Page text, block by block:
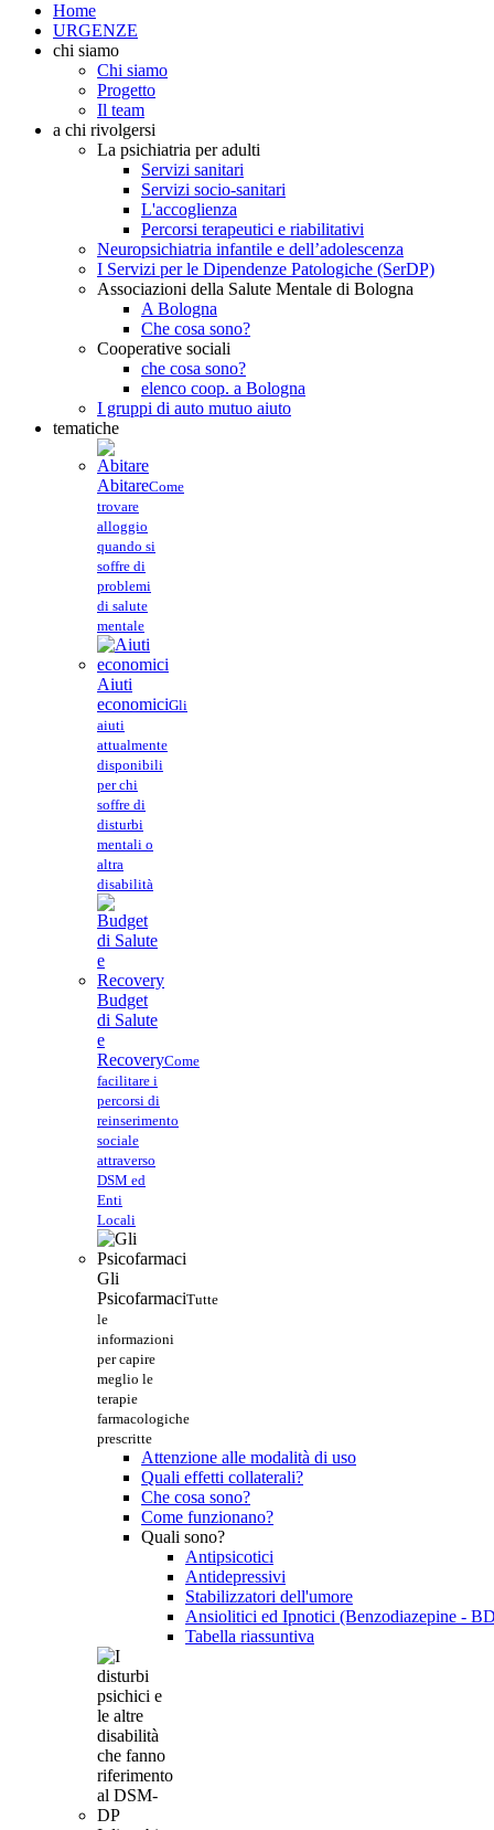
Home
URGENZE
chi siamo
Chi siamo
Progetto
Il team
a chi rivolgersi
La psichiatria per adulti
Servizi sanitari
Servizi socio-sanitari
L'accoglienza
Percorsi terapeutici e riabilitativi
Neuropsichiatria infantile e dell’adolescenza
I Servizi per le Dipendenze Patologiche (SerDP)
Associazioni della Salute Mentale di Bologna
A Bologna
Che cosa sono?
Cooperative sociali
che cosa sono?
elenco coop. a Bologna
I gruppi di auto mutuo aiuto
tematiche
AbitareCome
trovare
alloggio
quando si
soffre di
problemi
di salute
mentale
Aiuti
economiciGli
aiuti
attualmente
disponibili
per chi
soffre di
disturbi
mentali o
altra
disabilità
Budget
di Salute
e
RecoveryCome
facilitare i
percorsi di
reinserimento
sociale
attraverso
DSM ed
Enti
Locali
Gli
PsicofarmaciTutte
le
informazioni
per capire
meglio le
terapie
farmacologiche
prescritte
Attenzione alle modalità di uso
Quali effetti collaterali?
Che cosa sono?
Come funzionano?
Quali sono?
Antipsicotici
Antidepressivi
Stabilizzatori dell'umore
Ansiolitici ed Ipnotici (Benzodiazepine -
Tabella riassuntiva